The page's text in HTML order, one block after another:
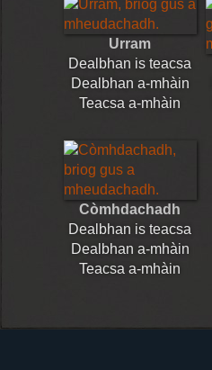
Urram
Dealbhan is teacsa
Dealbhan a-mhàin
Teacsa a-mhàin
Còmhdachadh
Dealbhan is teacsa
Dealbhan a-mhàin
Teacsa a-mhàin